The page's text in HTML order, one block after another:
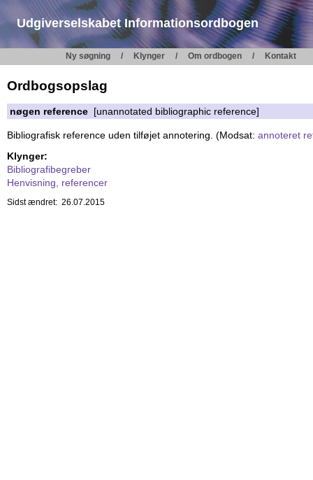
Udgiverselskabet Informationsordbogen
Ny søgning Klynger Om ordbogen Kontakt
Ordbogsopslag
nøgen reference [unannotated bibliographic reference]
Bibliografisk reference uden tilføjet annotering. (Modsat: annoteret
Klynger:
Bibliografibegreber
Henvisning, referencer
Sidst ændret: 26.07.2015